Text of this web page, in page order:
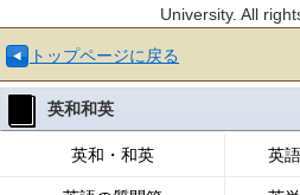
University. All
トップページに戻る
英和和英
英和・和英 英